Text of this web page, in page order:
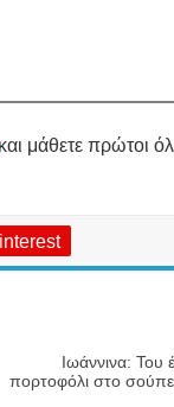
και μάθετε πρώτοι
Iωάννινα: Του
πορτοφόλι στο